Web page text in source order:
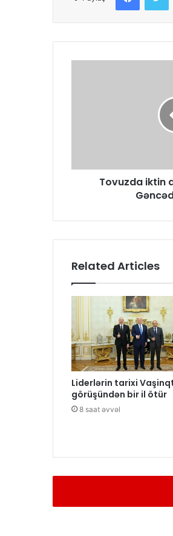
Tovuzda iktin
Related Articles
Liderlərin tarixi
görüşündən bir il ötür
8 saat əvvəl